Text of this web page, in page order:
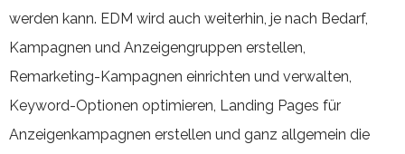
werden kann. EDM wird auch weiterhin, je nach Bedarf,
Kampagnen und Anzeigengruppen erstellen,
Remarketing-Kampagnen einrichten und verwalten,
Keyword-Optionen optimieren, Landing Pages für
Anzeigenkampagnen erstellen und ganz allgemein die